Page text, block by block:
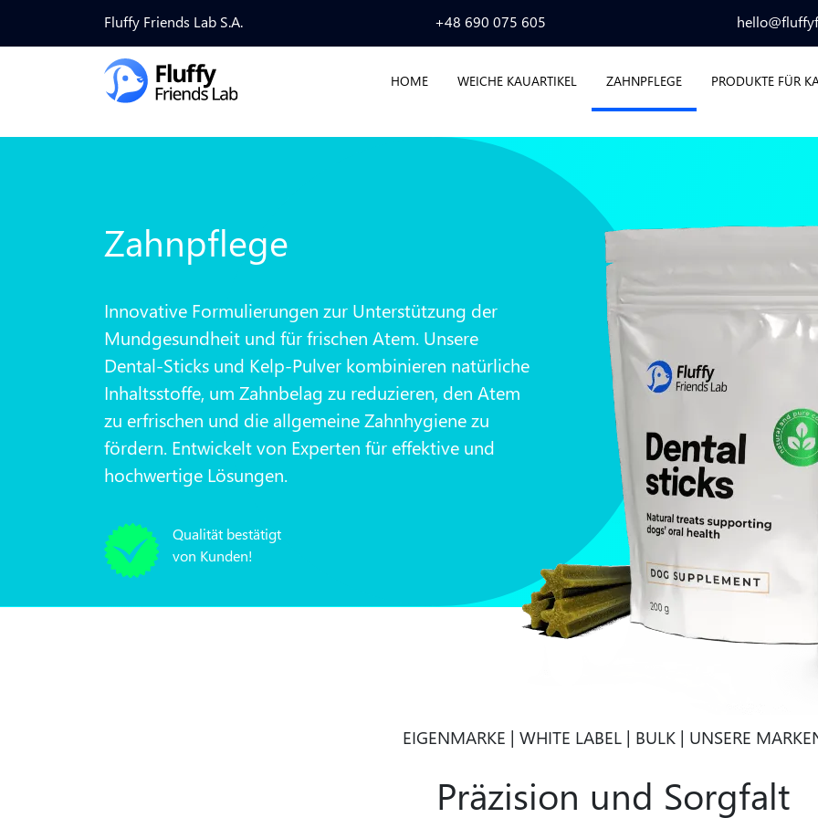
Fluffy Friends Lab S.A. +48 690 075 605
HOME WEICHE KAUARTIKEL ZAHNPFLEGE PRODUKTE FÜR
Zahnpflege
Innovative Formulierungen zur Unterstützung der
Mundgesundheit und für frischen Atem. Unsere
Dental-Sticks und Kelp-Pulver kombinieren natürliche
Inhaltsstoffe, um Zahnbelag zu reduzieren, den Atem
zu erfrischen und die allgemeine Zahnhygiene zu
fördern. Entwickelt von Experten für effektive und
hochwertige Lösungen.
Qualität bestätigt
von Kunden!
EIGENMARKE | WHITE LABEL | BULK | UNSERE
Präzision und Sorgfalt